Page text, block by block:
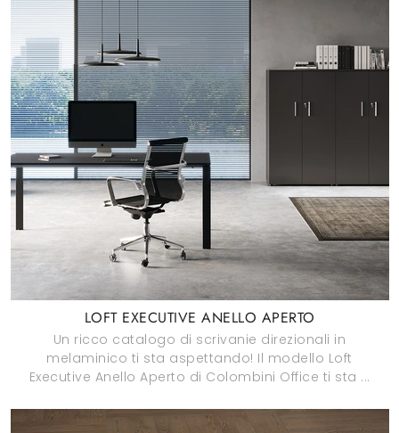
LOFT EXECUTIVE ANELLO APERTO
Un ricco catalogo di scrivanie direzionali in
melaminico ti sta aspettando! Il modello Loft
Executive Anello Aperto di Colombini Office ti sta ...